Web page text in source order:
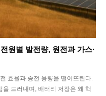
원별 발전량, 원전과 가스·
효율과 송전 용량을 떨어뜨린다.
을 드러내며, 배터리 저장은 왜 핵